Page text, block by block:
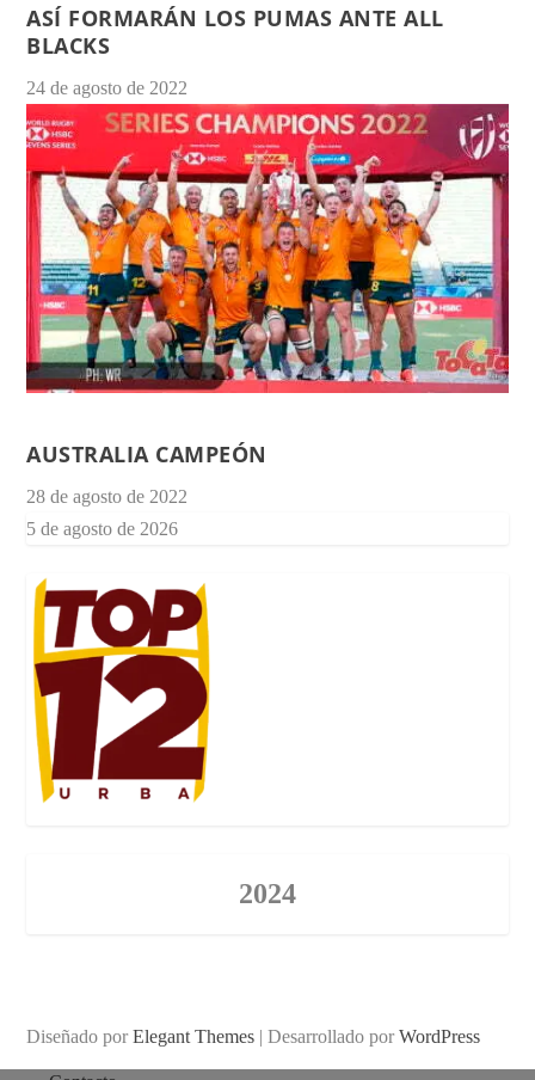
ASÍ FORMARÁN LOS PUMAS ANTE ALL
BLACKS
24 de agosto de 2022
AUSTRALIA CAMPEÓN
28 de agosto de 2022
5 de agosto de 2026
2024
Diseñado porElegant Themes | Desarrollado porWordPress